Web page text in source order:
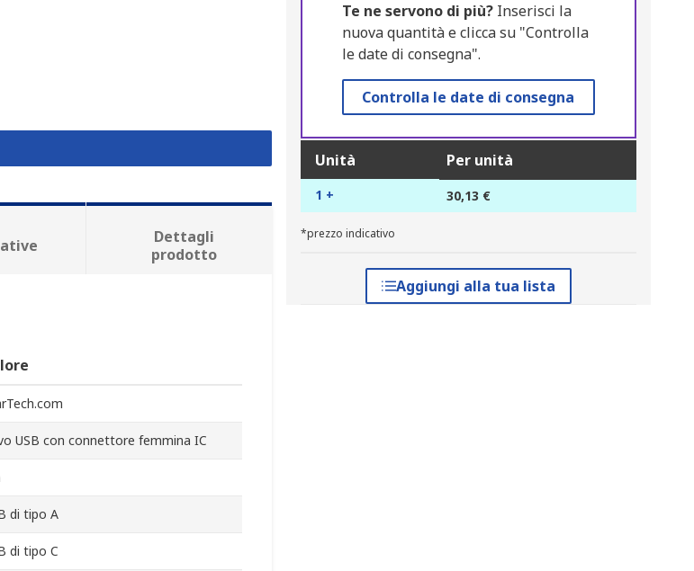
Te ne servono di più?Inserisci la
nuova quantità e clicca su "Controlla
le date di consegna".
Controlla le date di consegna
Unità Per unità
1 + 30,13 €
*prezzo indicativo
Aggiungi alla tua lista
Dettagli
prodotto
USB con connettore femmina IC
di tipo A
di tipo C